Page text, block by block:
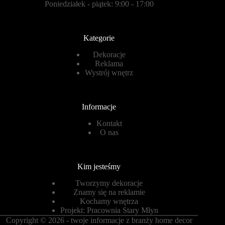
Poniedziałek - piątek: 9:00 - 17:00
Kategorie
Dekoracje
Reklama
Wystrój wnętrz
Informacje
Kontakt
O nas
Kim jesteśmy
Tworzymy dekoracje
Znamy się na reklamie
Kochamy wnętrza
Projekt: Pracownia Stary Młyn
Copyright © 2026 - twoje informacje z branży home decor